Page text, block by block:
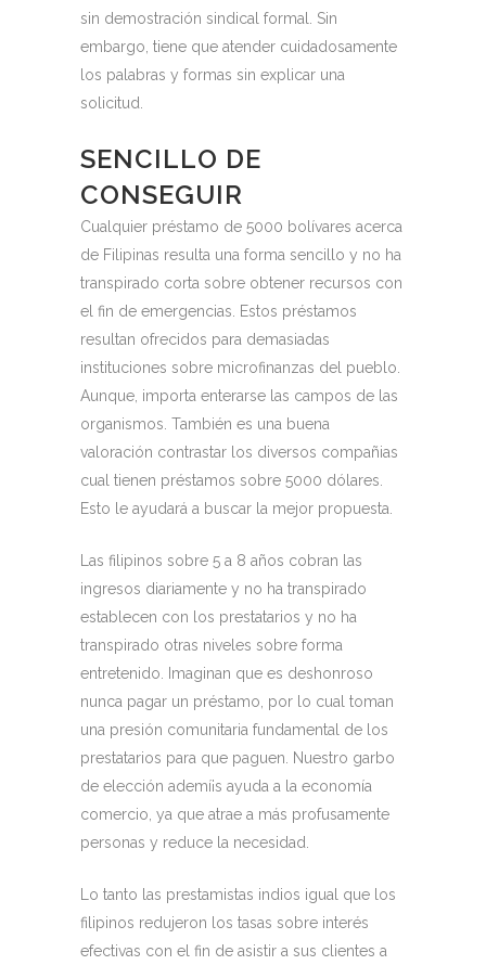
sin demostración sindical formal. Sin
embargo, tiene que atender cuidadosamente
los palabras y formas sin explicar una
solicitud.
SENCILLO DE
CONSEGUIR
Cualquier préstamo de 5000 bolívares acerca
de Filipinas resulta una forma sencillo y no ha
transpirado corta sobre obtener recursos con
el fin de emergencias. Estos préstamos
resultan ofrecidos para demasiadas
instituciones sobre microfinanzas del pueblo.
Aunque, importa enterarse las campos de las
organismos. También es una buena
valoración contrastar los diversos compañias
cual tienen préstamos sobre 5000 dólares.
Esto le ayudará a buscar la mejor propuesta.
Las filipinos sobre 5 a 8 años cobran las
ingresos diariamente y no ha transpirado
establecen con los prestatarios y no ha
transpirado otras niveles sobre forma
entretenido. Imaginan que es deshonroso
nunca pagar un préstamo, por lo cual toman
una presión comunitaria fundamental de los
prestatarios para que paguen. Nuestro garbo
de elección ademí¡s ayuda a la economía
comercio, ya que atrae a más profusamente
personas y reduce la necesidad.
Lo tanto las prestamistas indios igual que los
filipinos redujeron los tasas sobre interés
efectivas con el fin de asistir a sus clientes a